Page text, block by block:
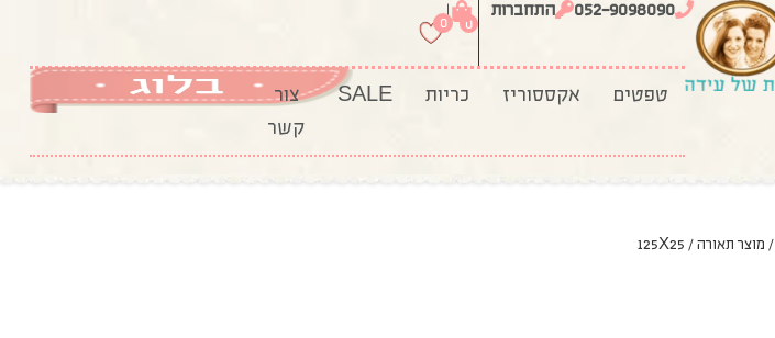
052-9098090 התחברות
0
|
0
טפטים אקססוריז כריות SALE
צור
קשר
/ מוצר תאורה / 125X25